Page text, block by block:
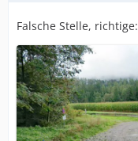
Falsche Stelle, richtige: